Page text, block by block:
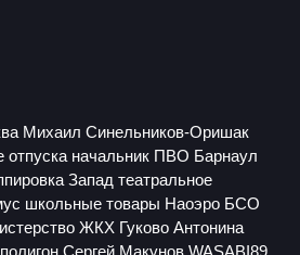
Михаил Синельников-Оришак
отпуска начальник ПВО Барнаул
Запад театральное
школьные товары Наоэро БСО
ЖКХ Гуково Антонина
Сергей Макунов WASABI89